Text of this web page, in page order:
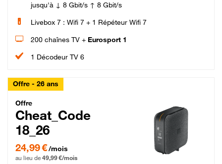
jusqu'à ↓ 8 Gbit/s ↑ 8 Gbit/s
Livebox 7 : Wifi 7 + 1 Répéteur Wifi 7
200 chaînes TV + Eurosport 1
1 Décodeur TV 6
Offre - 26 ans
Cheat_Code Fibre_18_26
Offre
Cheat_Code
18_26
24,99 € par mois pendant 0 mois puis 49,99 € par mois, Sans engagement
24,99 €/mois
au lieu de 49,99 €/mois